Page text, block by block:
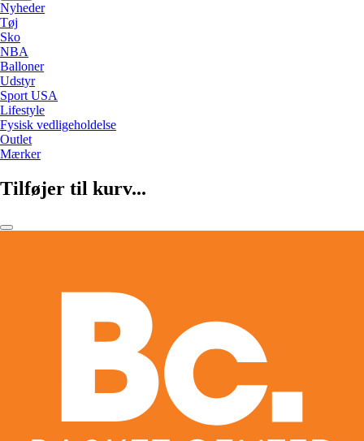
Nyheder
Tøj
Sko
NBA
Balloner
Udstyr
Sport USA
Lifestyle
Fysisk vedligeholdelse
Outlet
Mærker
Tilføjer til kurv...